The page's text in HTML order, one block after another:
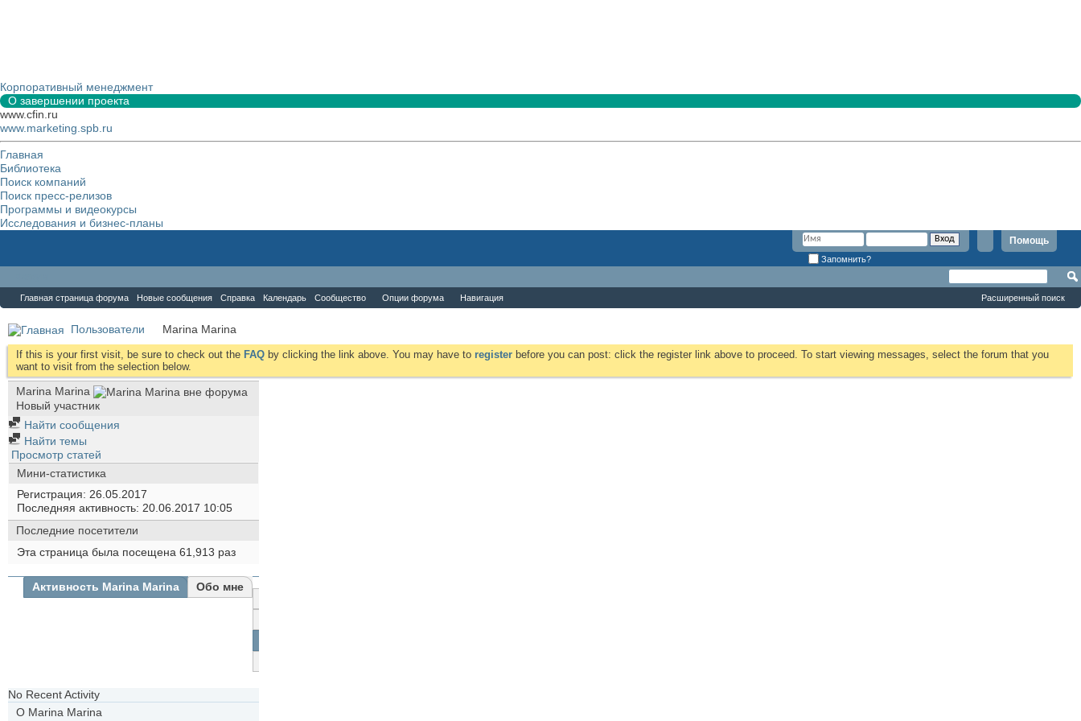
Корпоративный менеджмент
О завершении проекта
www.cfin.ru
www.marketing.spb.ru
Главная
Библиотека
Поиск компаний
Поиск пресс-релизов
Программы и видеокурсы
Исследования и бизнес-планы
Помощь
Запомнить?
Главная страница форума Новые сообщения Справка Календарь Сообщество Опции форума Навигация Расширенный поиск
Пользователи Marina Marina
If this is your first visit, be sure to check out the FAQ by clicking the link above. You may have to register before you can post: click the register link above to proceed. To start viewing messages, select the forum that you
want to visit from the selection below.
Marina Marina
Новый участник
Найти сообщения
Найти темы
Просмотр статей
Мини-статистика
Регистрация
26.05.2017
Последняя активность 20.06.2017 10:05
Последние посетители
Эта страница была посещена 61,913 раз
Активность Marina Marina Обо мне
No Recent Activity
О Marina Marina